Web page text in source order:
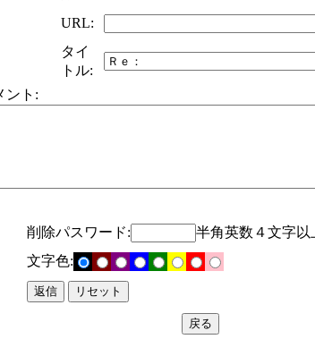
URL:
タイ
トル:
ント:
削除パスワード:
半角英数４文字以
文字色: